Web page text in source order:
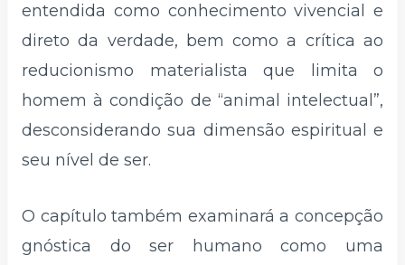
entendida como conhecimento vivencial e
direto da verdade, bem como a crítica ao
reducionismo materialista que limita o
homem à condição de “animal intelectual”,
desconsiderando sua dimensão espiritual e
seu nível de ser.
O capítulo também examinará a concepção
gnóstica do ser humano como uma